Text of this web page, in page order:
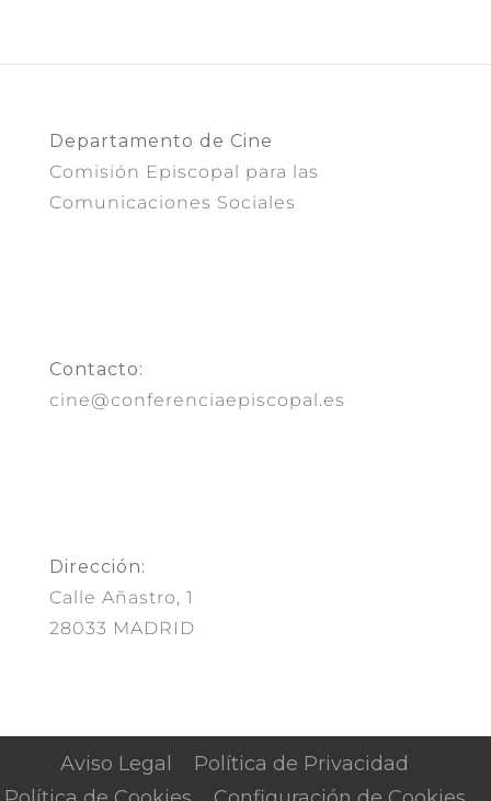
Departamento de Cine
Comisión Episcopal para las
Comunicaciones Sociales
Contacto:
cine@conferenciaepiscopal.es
Dirección:
Calle Añastro, 1
28033 MADRID
Aviso Legal
Política de Privacidad